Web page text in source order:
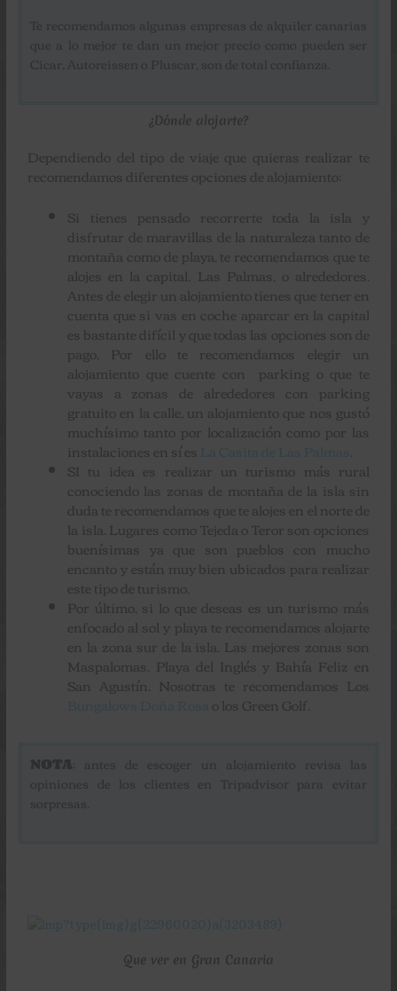
Te recomendamos algunas empresas de alquiler canarias
que a lo mejor te dan un mejor precio como pueden ser
Cicar, Autoreissen o Pluscar, son de total confianza.
¿Dónde alojarte?
Dependiendo del tipo de viaje que quieras realizar te
recomendamos diferentes opciones de alojamiento:
Si tienes pensado recorrerte toda la isla y
disfrutar de maravillas de la naturaleza tanto de
montaña como de playa, te recomendamos que te
alojes en la capital, Las Palmas, o alrededores.
Antes de elegir un alojamiento tienes que tener en
cuenta que si vas en coche aparcar en la capital
es bastante difícil y que todas las opciones son de
pago. Por ello te recomendamos elegir un
alojamiento que cuente con parking o que te
vayas a zonas de alrededores con parking
gratuito en la calle, un alojamiento que nos gustó
muchísimo tanto por localización como por las
instalaciones en sí es
SI tu idea es realizar un turismo más rural
conociendo las zonas de montaña de la isla sin
duda te recomendamos que te alojes en el norte de
la isla. Lugares como Tejeda o Teror son opciones
buenísimas ya que son pueblos con mucho
encanto y están muy bien ubicados para realizar
este tipo de turismo.
Por último, si lo que deseas es un turismo más
enfocado al sol y playa te recomendamos alojarte
en la zona sur de la isla. Las mejores zonas son
Maspalomas, Playa del Inglés y Bahía Feliz en
San Agustín. Nosotras te recomendamos Los
o los Green Golf.
NOTA : antes de escoger un alojamiento revisa las
opiniones de los clientes en Tripadvisor para evitar
sorpresas.
Que ver en Gran Canaria